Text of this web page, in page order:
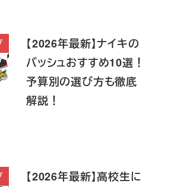
【2026年最新】ナイキの
バッシュおすすめ10選！
予算別の選び方も徹底
解説！
【2026年最新】高校生に